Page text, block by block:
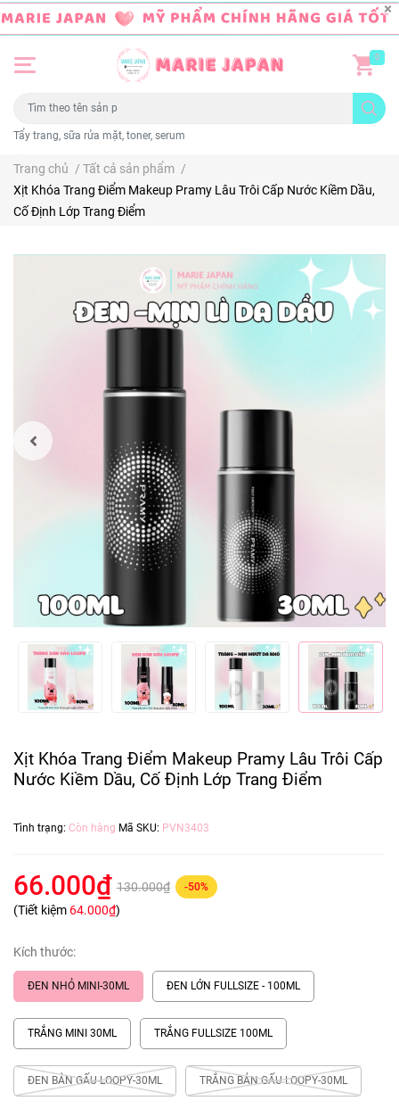
Tẩy trang, sữa rửa mặt, toner, serum
0
Trang chủ / Tất cả sản phẩm /
Xịt Khóa Trang Điểm Makeup Pramy Lâu Trôi Cấp Nước Kiềm Dầu,
Cố Định Lớp Trang Điểm
Xịt Khóa Trang Điểm Makeup Pramy Lâu Trôi Cấp
Nước Kiềm Dầu, Cố Định Lớp Trang Điểm
Tình trạng: Còn hàng Mã SKU: PVN3403
66.000₫ 130.000₫ -50%
(Tiết kiệm 64.000₫)
Kích thước:
ĐEN NHỎ MINI-30ML ĐEN LỚN FULLSIZE - 100ML
TRẮNG MINI 30ML TRẮNG FULLSIZE 100ML
ĐEN BẢN GẤU LOOPY-30ML TRẮNG BẢN GẤU LOOPY-30ML